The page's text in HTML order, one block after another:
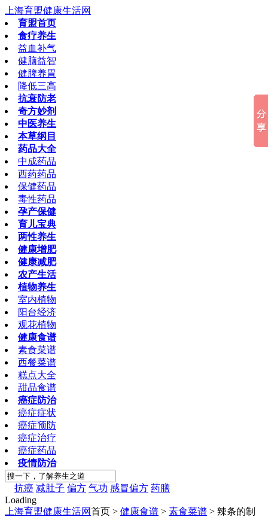
上海育盟健康生活网
育盟首页
食疗养生
益血补气
健脑益智
健脾养胃
降低三高
抗衰防老
奇方妙剂
中医养生
本草纲目
药品大全
中成药品
西药药品
保健药品
毒性药品
孕产保健
育儿宝典
两性养生
健康增肥
健康减肥
农产生活
植物养生
室内植物
阳台经济
观花植物
健康食谱
素食菜谱
西餐菜谱
糕点大全
甜品食谱
癌症防治
癌症症状
癌症预防
癌症治疗
癌症药品
疫情防治
抗癌 减肚子 偏方 气功 感冒偏方 药膳
Loading
上海育盟健康生活网首页 > 健康食谱 > 素食菜谱 > 辣条的制